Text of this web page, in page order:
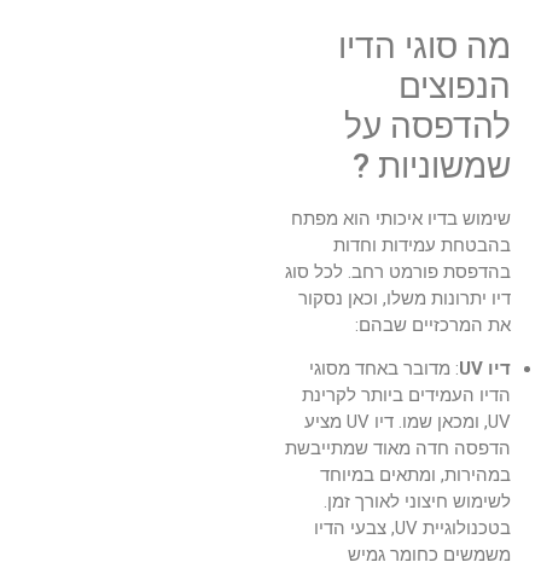
מה סוגי הדיו
הנפוצים
להדפסה על
שמשוניות ?
שימוש בדיו איכותי הוא מפתח
בהבטחת עמידות וחדות
בהדפסת פורמט רחב. לכל סוג
דיו יתרונות משלו, וכאן נסקור
את המרכזיים שבהם:
דיו UV
: מדובר באחד מסוגי
הדיו העמידים ביותר לקרינת
UV, ומכאן שמו. דיו UV מציע
הדפסה חדה מאוד שמתייבשת
במהירות, ומתאים במיוחד
לשימוש חיצוני לאורך זמן.
בטכנולוגיית UV, צבעי הדיו
משמשים כחומר גמיש